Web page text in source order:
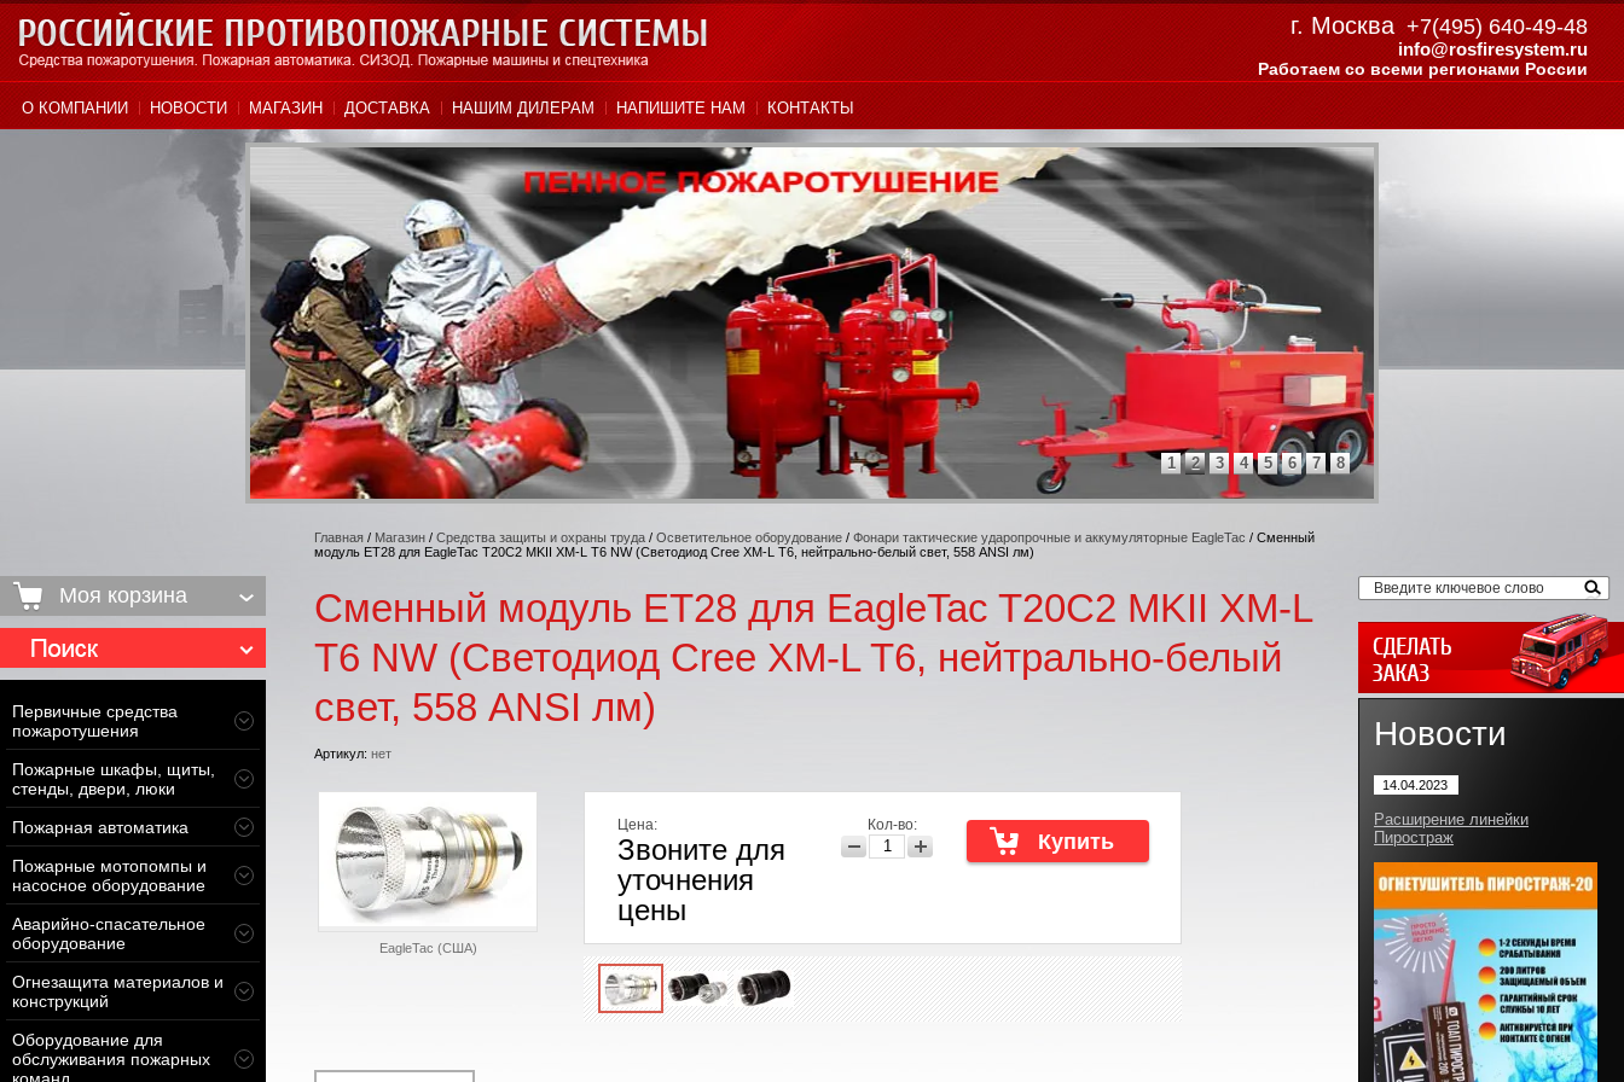
г. Москва +7(495) 640-49-48
info@rosfiresystem.ru
Работаем со всеми регионами России
О КОМПАНИИ НОВОСТИ МАГАЗИН ДОСТАВКА НАШИМ ДИЛЕРАМ НАПИШИТЕ НАМ КОНТАКТЫ
1 2 3 4 5 6 7 8
Главная / Магазин / Средства защиты и охраны труда / Осветительное оборудование / Фонари тактические ударопрочные и аккумуляторные EagleTac / Сменный
модуль ET28 для EagleTac T20C2 MKII XM-L T6 NW (Светодиод Cree XM-L T6, нейтрально-белый свет, 558 ANSI лм)
Сменный модуль ET28 для EagleTac T20C2 MKII XM-L
T6 NW (Светодиод Cree XM-L T6, нейтрально-белый
свет, 558 ANSI лм)
Артикул: нет
EagleTac (США)
Цена:
Звоните для
уточнения
цены
Кол-во:
Моя корзина
Первичные средства
пожаротушения
Пожарные шкафы, щиты,
стенды, двери, люки
Пожарная автоматика
Пожарные мотопомпы и
насосное оборудование
Аварийно-спасательное
оборудование
Огнезащита материалов и
конструкций
Оборудование для
обслуживания пожарных
Новости
14.04.2023
Расширение линейки
Пиростраж